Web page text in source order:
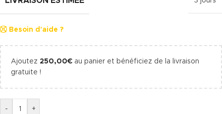
Besoin d'aide ?
Ajoutez 250,00€ au panier et bénéficiez de la livraison
gratuite !
- +